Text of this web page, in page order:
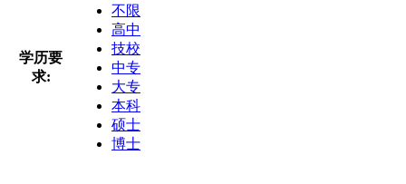
学历要
求:
不限
高中
技校
中专
大专
本科
硕士
博士